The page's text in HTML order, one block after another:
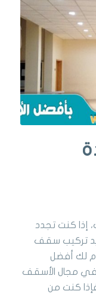
إذا كنت تجدد
تركيب سقف
لك أفضل
في مجال الأسقف
فإذا كنت من